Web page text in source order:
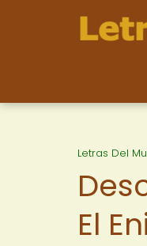
Letras Del
El